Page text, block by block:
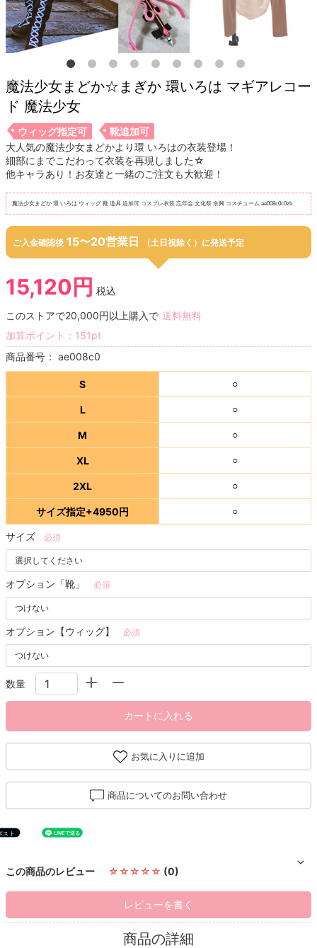
魔法少女まどか☆まぎか 環いろは マギアレコー
ド 魔法少女
ウィッグ指定可
靴追加可
大人気の魔法少女まどかより環 いろはの衣装登場！
細部にまでこだわって衣装を再現しました☆
他キャラあり！お友達と一緒のご注文も大歓迎！
魔法少女まどか 環 いろは ウィッグ 靴 道具 追加可 コスプレ衣装 忘年会 文化祭 余興 コスチューム ae008c0c0zb
ご入金確認後 15〜20営業日 （土日祝除く）に発送予定
15,120円 税込
このストアで20,000円以上購入で 送料無料
加算ポイント： 151pt
商品番号： ae008c0
S ○
L ○
M ○
XL ○
2XL ○
サイズ指定+4950円 ○
サイズ 必須
オプション「靴」 必須
オプション【ウィッグ】 必須
数量
カートに入れる
お気に入りに追加
商品についてのお問い合わせ
この商品のレビュー ☆☆☆☆☆ (0)
レビューを書く
商品の詳細